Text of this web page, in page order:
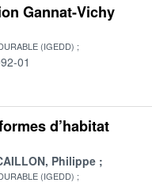
Gannat-Vichy
(IGEDD)
01
d’habitat
Philippe
(IGEDD)